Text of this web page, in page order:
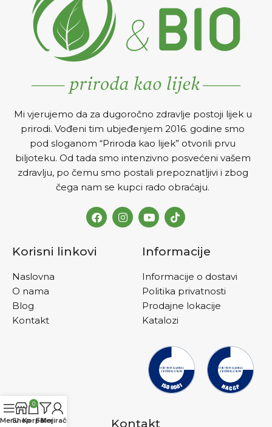
Mi vjerujemo da za dugoročno zdravlje postoji lijek u
prirodi. Vođeni tim ubjeđenjem 2016. godine smo
pod sloganom “Priroda kao lijek” otvorili prvu
biljoteku. Od tada smo intenzivno posvećeni vašem
zdravlju, po čemu smo postali prepoznatljivi i zbog
čega nam se kupci rado obraćaju.
Korisni linkovi
Naslovna
O nama
Blog
Kontakt
Informacije
Informacije o dostavi
Politika privatnosti
Prodajne lokacije
Katalozi
Kontakt
MenuShop
0
KorpaFilteri
Moj račun